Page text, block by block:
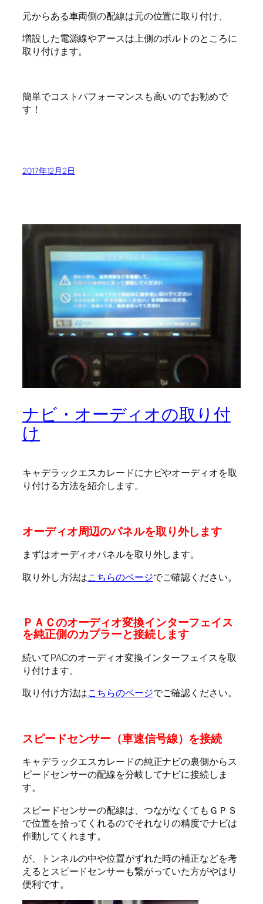
元からある車両側の配線は元の位置に取り付け、
増設した電源線やアースは上側のボルトのところに
取り付けます。
簡単でコストパフォーマンスも高いのでお勧めで
す！
2017年12月2日
ナビ・オーディオの取り付
け
キャデラックエスカレードにナビやオーディオを取
り付ける方法を紹介します。
オーディオ周辺のパネルを取り外します
まずはオーディオパネルを取り外します。
取り外し方法はこちらのページでご確認ください。
ＰＡＣのオーディオ変換インターフェイス
を純正側のカプラーと接続します
続いてPACのオーディオ変換インターフェイスを取
り付けます。
取り付け方法はこちらのページでご確認ください。
スピードセンサー（車速信号線）を接続
キャデラックエスカレードの純正ナビの裏側からス
ピードセンサーの配線を分岐してナビに接続しま
す。
スピードセンサーの配線は、つながなくてもＧＰＳ
で位置を拾ってくれるのでそれなりの精度でナビは
作動してくれます。
が、トンネルの中や位置がずれた時の補正などを考
えるとスピードセンサーも繋がっていた方がやはり
便利です。